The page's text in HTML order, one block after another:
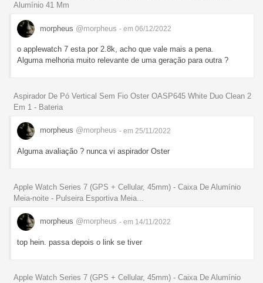
Alumínio 41 Mm
morpheus @morpheus - em 06/12/2022
o applewatch 7 esta por 2.8k, acho que vale mais a pena.
Alguma melhoria muito relevante de uma geração para outra ?
Aspirador De Pó Vertical Sem Fio Oster OASP645 White Duo Clean 2
Em 1 - Bateria
morpheus @morpheus - em 25/11/2022
Alguma avaliação ? nunca vi aspirador Oster
Apple Watch Series 7 (GPS + Cellular, 45mm) - Caixa De Alumínio
Meia-noite - Pulseira Esportiva Meia...
morpheus @morpheus - em 14/11/2022
top hein. passa depois o link se tiver
Apple Watch Series 7 (GPS + Cellular, 45mm) - Caixa De Alumínio